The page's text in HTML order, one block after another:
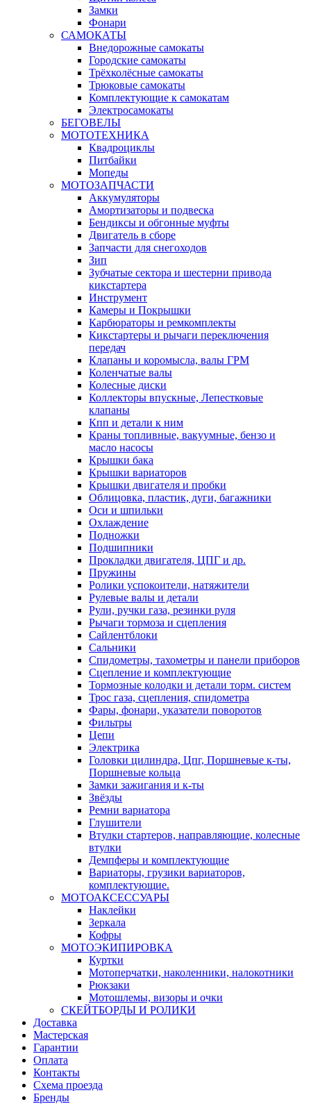
Замки
Фонари
САМОКАТЫ
Внедорожные самокаты
Городские самокаты
Трёхколёсные самокаты
Трюковые самокаты
Комплектующие к самокатам
Электросамокаты
БЕГОВЕЛЫ
МОТОТЕХНИКА
Квадроциклы
Питбайки
Мопеды
МОТОЗАПЧАСТИ
Аккумуляторы
Амортизаторы и подвеска
Бендиксы и обгонные муфты
Двигатель в сборе
Запчасти для снегоходов
Зип
Зубчатые сектора и шестерни привода
кикстартера
Инструмент
Камеры и Покрышки
Карбюраторы и ремкомплекты
Кикстартеры и рычаги переключения
передач
Клапаны и коромысла, валы ГРМ
Коленчатые валы
Колесные диски
Коллекторы впускные, Лепестковые
клапаны
Кпп и детали к ним
Краны топливные, вакуумные, бензо и
масло насосы
Крышки бака
Крышки вариаторов
Крышки двигателя и пробки
Облицовка, пластик, дуги, багажники
Оси и шпильки
Охлаждение
Подножки
Подшипники
Прокладки двигателя, ЦПГ и др.
Пружины
Ролики успокоители, натяжители
Рулевые валы и детали
Рули, ручки газа, резинки руля
Рычаги тормоза и сцепления
Сайлентблоки
Сальники
Спидометры, тахометры и панели приборов
Сцепление и комплектующие
Тормозные колодки и детали торм. систем
Трос газа, сцепления, спидометра
Фары, фонари, указатели поворотов
Фильтры
Цепи
Электрика
Головки цилиндра, Цпг, Поршневые к-ты,
Поршневые кольца
Замки зажигания и к-ты
Звёзды
Ремни вариатора
Глушители
Втулки стартеров, направляющие, колесные
втулки
Демпферы и комплектующие
Вариаторы, грузики вариаторов,
комплектующие.
МОТОАКСЕССУАРЫ
Наклейки
Зеркала
Кофры
МОТОЭКИПИРОВКА
Куртки
Мотоперчатки, наколенники, налокотники
Рюкзаки
Мотошлемы, визоры и очки
СКЕЙТБОРДЫ И РОЛИКИ
Доставка
Мастерская
Гарантии
Оплата
Контакты
Схема проезда
Бренды